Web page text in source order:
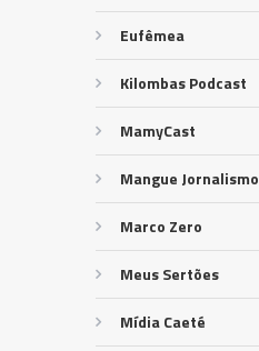
Eufêmea
Kilombas Podcast
MamyCast
Mangue Jornalismo
Marco Zero
Meus Sertões
Mídia Caeté